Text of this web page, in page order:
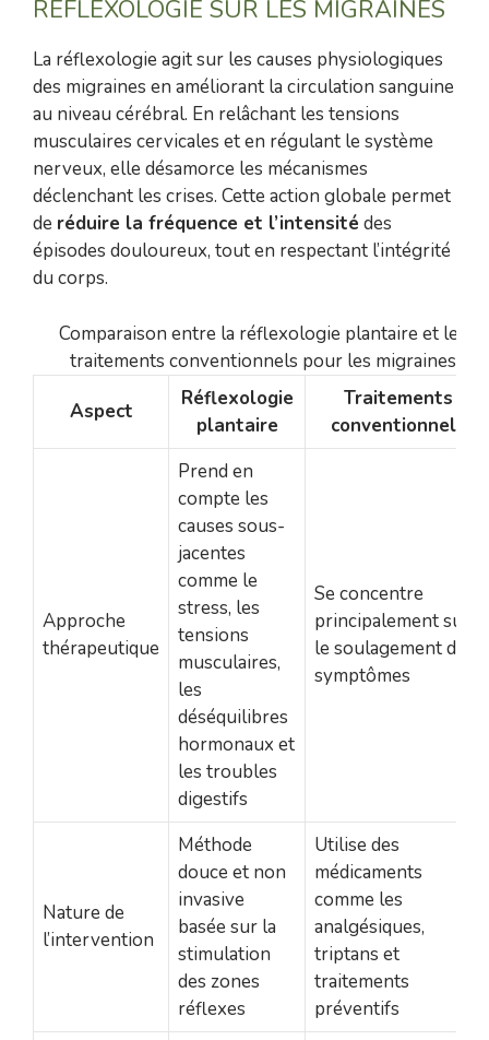
RÉFLEXOLOGIE SUR LES MIGRAINES
La réflexologie agit sur les causes physiologiques
des migraines en améliorant la circulation sanguine
au niveau cérébral. En relâchant les tensions
musculaires cervicales et en régulant le système
nerveux, elle désamorce les mécanismes
déclenchant les crises. Cette action globale permet
de réduire la fréquence et l’intensité des
épisodes douloureux, tout en respectant l’intégrité
du corps.
Comparaison entre la réflexologie plantaire et les
traitements conventionnels pour les migraines
Aspect
Réflexologie
plantaire
Traitements
conventionnels
Approche
thérapeutique
Prend en
compte les
causes sous-
jacentes
comme le
stress, les
tensions
musculaires,
les
déséquilibres
hormonaux et
les troubles
digestifs
Se concentre
principalement sur
le soulagement des
symptômes
Nature de
l’intervention
Méthode
douce et non
invasive
basée sur la
stimulation
des zones
réflexes
Utilise des
médicaments
comme les
analgésiques,
triptans et
traitements
préventifs